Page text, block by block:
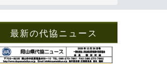
最新の代協ニュース